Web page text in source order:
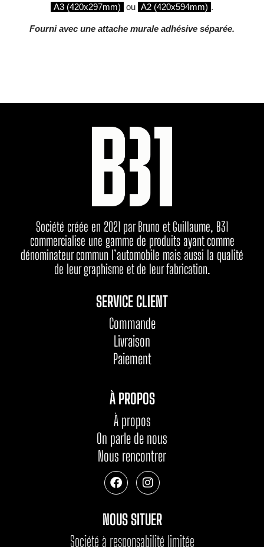
A3 (420x297mm) ou A2 (420x594mm) .
Fourni avec une attache murale adhésive séparée.
Société créée en 2021 par Bruno et Guillaume, B31
commercialise une gamme de produits ayant comme
dénominateur commun l’automobile mais aussi la qualité
de leur graphisme et de leur fabrication.
SERVICE CLIENT
Commande
Livraison
Paiement
À PROPOS
À propos
On parle de nous
Nous rencontrer
NOUS SITUER
Société à responsabilité limitée